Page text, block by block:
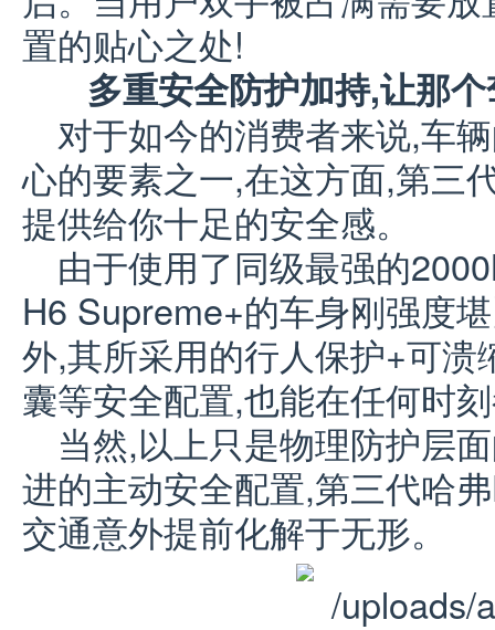
置的贴心之处!
多重安全防护加持,让那
对于如今的消费者来说,车
心的要素之一,在这方面,第三
提供给你十足的安全感。
由于使用了同级最强的
H6 Supreme+的车身刚强度
外,其所采用的行人保护+可
囊等安全配置,也能在任何时
当然,以上只是物理防护层
进的主动安全配置,第三代哈
交通意外提前化解于无形。